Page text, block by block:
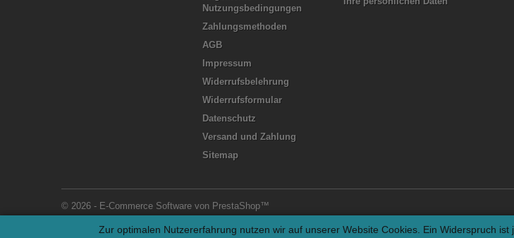
Nutzungsbedingungen
Zahlungsmethoden
AGB
Impressum
Widerrufsbelehrung
Widerrufsformular
Datenschutz
Versand und Zahlung
Sitemap
© 2026 - E-Commerce Software von PrestaShop™
Zur optimalen Nutzererfahrung nutzen wir auf unserer Website Cookies. Ein Widerspruch